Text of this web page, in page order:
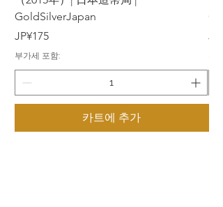
GoldSilverJapan
가격
JP¥175
부가세 포함:
카트에 추가